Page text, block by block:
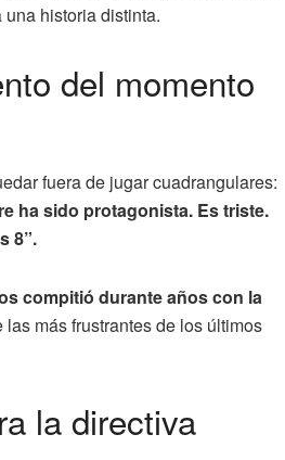
historia distinta.
del momento
fuera de jugar cuadrangulares:
ha sido protagonista. Es triste.
8”.
compitió durante años con la
más frustrantes de los últimos
la directiva